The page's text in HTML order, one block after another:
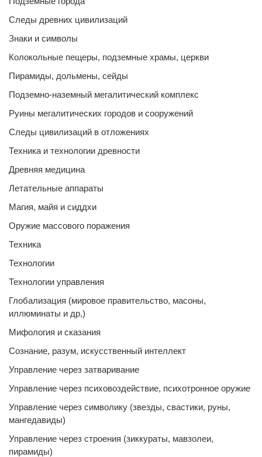
Следы древних цивилизаций
Знаки и символы
Колокольные пещеры, подземные храмы, церкви
Пирамиды, дольмены, сейды
Подземно-наземный мегалитический комплекс
Руины мегалитических городов и сооружений
Следы цивилизаций в отложениях
Техника и технологии древности
Древняя медицина
Летательные аппараты
Магия, майя и сиддхи
Оружие массового поражения
Техника
Технологии
Технологии управления
Глобализация (мировое правительство, масоны,
иллюминаты и др,)
Мифология и сказания
Сознание, разум, искусственный интеллект
Управление через затваривание
Управление через психовоздействие, психотронное оружие
Управление через символику (звезды, свастики, руны,
мангедавиды)
Управление через строения (зиккураты, мавзолеи,
пирамиды)